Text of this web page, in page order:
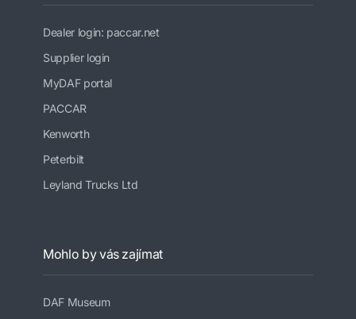
Dealer login: paccar.net
Supplier login
MyDAF portal
PACCAR
Kenworth
Peterbilt
Leyland Trucks Ltd
Mohlo by vás zajímat
DAF Museum